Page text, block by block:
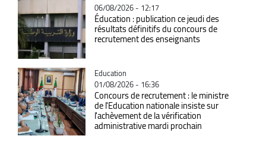
06/08/2026 - 12:17
Éducation : publication ce jeudi des
résultats définitifs du concours de
recrutement des enseignants
Catégorie
Education
01/08/2026 - 16:36
Concours de recrutement : le ministre
de l'Education nationale insiste sur
l'achèvement de la vérification
administrative mardi prochain